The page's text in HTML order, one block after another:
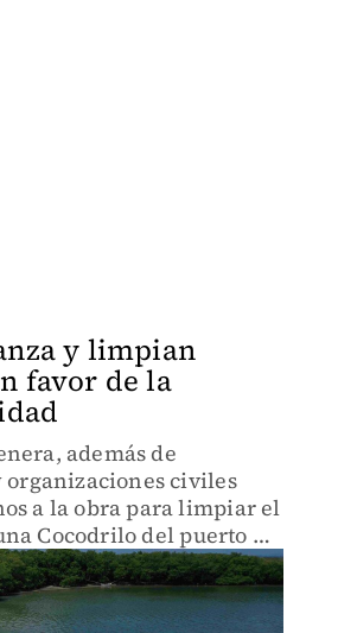
y limpian
favor de la
además de
organizaciones civiles
a la obra para limpiar el
Cocodrilo del puerto de
de Yucatán